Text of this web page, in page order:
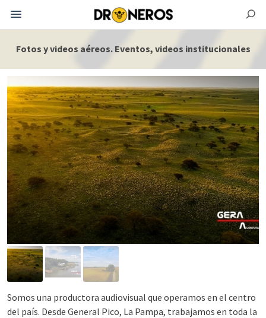
Fotos y videos aéreos. Eventos, videos institucionales
Somos una productora audiovisual que operamos en el centro
del país. Desde General Pico, La Pampa, trabajamos en toda la